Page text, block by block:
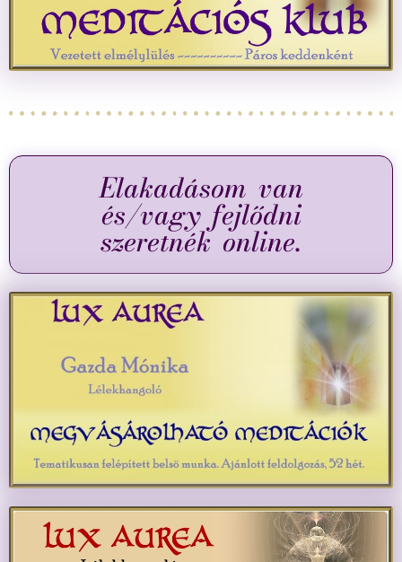
Elakadásom van
és/vagy fejlődni
szeretnék online.